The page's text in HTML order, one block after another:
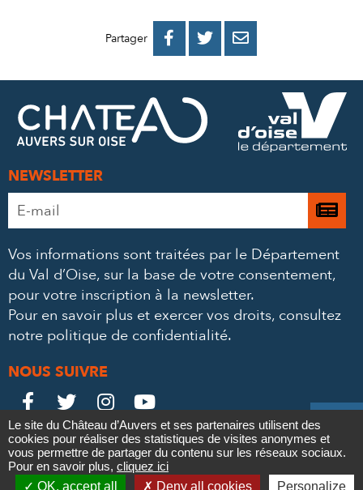
Contact

Partager 
PARTAGER
FACEBOOK
PARTAGER
PARTAGER
MAIL
NEWSLETTER
Adresse
e-
*
Je
à
Vos informations sont traitées par le Département
du Val d’Oise, sur la base de votre consentement,
pour votre inscription à la newsletter.
Pour en savoir plus et exercer vos droits, consultez
notre politique de confidentialité.
NOUS SUIVRE
Le
Château
sur

Le
Château
sur

Le
Château
sur

Le
Château
sur

Mentions légales Politique de confidentialité
Crédits
Partenaires & Mécènes
Recrutement
Plan du site
Le site du Château d’Auvers et ses partenaires utilisent des
cookies pour réaliser des statistiques de visites anonymes et
vous permettre de partager du contenu sur les réseaux sociaux.
Pour en savoir plus, cliquez ici
OK, accept all
Deny all cookies Personalize